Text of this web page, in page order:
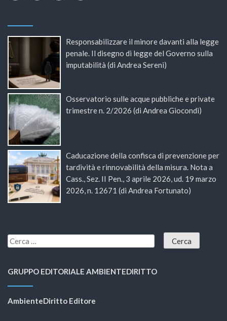
Responsabilizzare il minore davanti alla legge
penale. Il disegno di legge del Governo sulla
imputabilità (di Andrea Sereni)
Osservatorio sulle acque pubbliche e private
trimestre n. 2/2026 (di Andrea Giocondi)
Caducazione della confisca di prevenzione per
tardività e rinnovabilità della misura. Nota a
Cass., Sez. II Pen., 3 aprile 2026, ud. 19 marzo
2026, n. 12671 (di Andrea Fortunato)
GRUPPO EDITORIALE AMBIENTEDIRITTO
AmbienteDiritto Editore